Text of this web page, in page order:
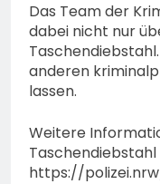
Das Team der
dabei nicht nur
anderen
lassen.
Weitere
https://